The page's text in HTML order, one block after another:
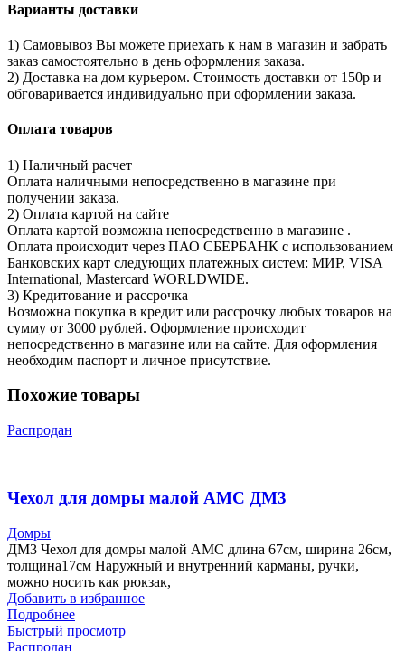
Варианты доставки
1) Самовывоз Вы можете приехать к нам в магазин и забрать
заказ самостоятельно в день оформления заказа.
2) Доставка на дом курьером. Стоимость доставки от 150р и
обговаривается индивидуально при оформлении заказа.
Оплата товаров
1) Наличный расчет
Оплата наличными непосредственно в магазине при
получении заказа.
2) Оплата картой на сайте
Оплата картой возможна непосредственно в магазине .
Оплата происходит через ПАО СБЕРБАНК с использованием
Банковских карт следующих платежных систем: МИР, VISA
International, Mastercard WORLDWIDE.
3) Кредитование и рассрочка
Возможна покупка в кредит или рассрочку любых товаров на
сумму от 3000 рублей. Оформление происходит
непосредственно в магазине или на сайте. Для оформления
необходим паспорт и личное присутствие.
Похожие товары
Распродан
Чехол для домры малой AMC ДМ3
Домры
ДМ3 Чехол для домры малой AMC длина 67см, ширина 26см,
толщина17см Наружный и внутренний карманы, ручки,
можно носить как рюкзак,
Добавить в избранное
Подробнее
Быстрый просмотр
Распродан